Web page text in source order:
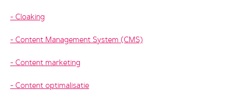
Cloaking
Content Management System (CMS)
Content marketing
Content optimalisatie